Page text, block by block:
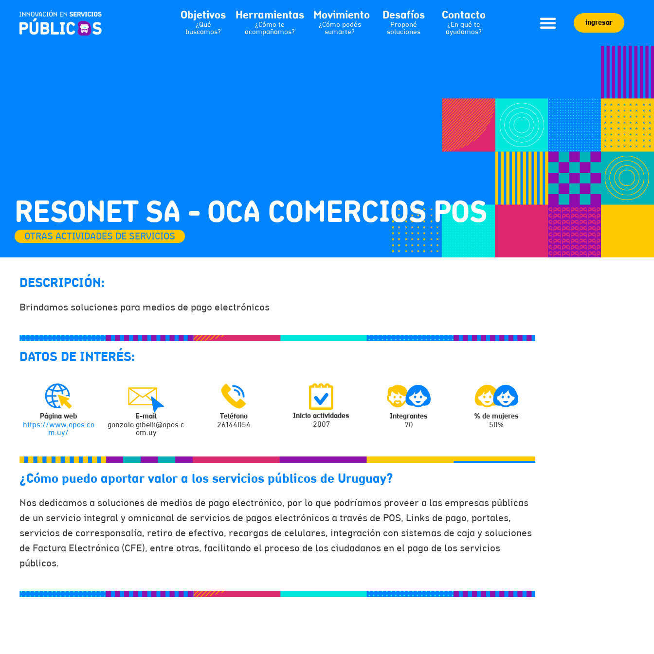
Objetivos
¿Qué
buscamos?
Herramientas
¿Cómo te
acompañamos?
Movimiento
¿Cómo podés
sumarte?
Desafíos
Proponé
soluciones
Contacto
¿En qué te
ayudamos?
ingresar
RESONET SA - OCA COMERCIOS POS
OTRAS ACTIVIDADES DE SERVICIOS
DESCRIPCIÓN:
Brindamos soluciones para medios de pago electrónicos
DATOS DE INTERÉS:
Página web
https://www.opos.co
m.uy/
E-mail
gonzalo.gibelli@opos.c
om.uy
Teléfono
26144054
Inicio actividades
2007
Integrantes
70
% de mujeres
50%
¿Cómo puedo aportar valor a los servicios públicos de Uruguay?
Nos dedicamos a soluciones de medios de pago electrónico, por lo que podríamos proveer a las empresas públicas
de un servicio integral y omnicanal de servicios de pagos electrónicos a través de POS, Links de pago, portales,
servicios de corresponsalía, retiro de efectivo, recargas de celulares, integración con sistemas de caja y soluciones
de Factura Electrónica (CFE), entre otras, facilitando el proceso de los ciudadanos en el pago de los servicios
públicos.